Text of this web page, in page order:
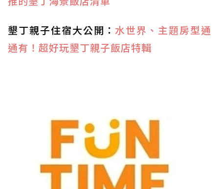
墾丁親子住宿大公開： 水世界、主題房型通
通有！超好玩墾丁親子飯店特輯